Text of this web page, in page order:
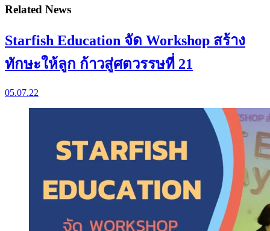
Related News
Starfish Education จัด Workshop สร้าง
ทักษะให้ลูก ก้าวสู่ศตวรรษที่ 21
05.07.22